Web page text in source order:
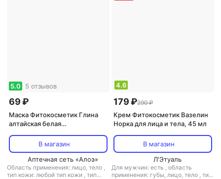
5.0 5 отзывов
69 ₽
Маска Фитокосметик Глина
алтайская белая
В магазин
Аптечная сеть «Алоэ»
Область применения: лицо, тело ,
тип кожи: любой тип кожи , тип
4.6
179 ₽290 ₽
Крем Фитокосметик Вазелин
Норка для лица и тела, 45 мл
В магазин
Л'Этуаль
Для мужчин: есть , область
применения: губы, лицо, тело , тип